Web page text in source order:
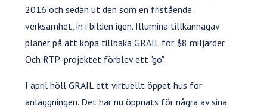
2016 och sedan ut den som en fristående
verksamhet, in i bilden igen. Illumina tillkännagav
planer på att köpa tillbaka GRAIL för $8 miljarder.
Och RTP-projektet förblev ett "go".
I april höll GRAIL ett virtuellt öppet hus för
anläggningen. Det har nu öppnats för några av sina